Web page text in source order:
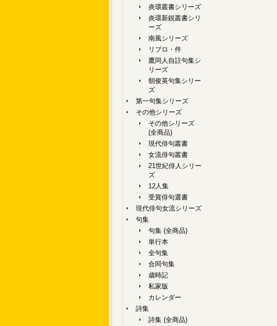
炎環叢書シリーズ
炎環新鋭叢書シリ
ーズ
南風シリーズ
リブロ・件
鷹同人自註句集シ
リーズ
朝俊英句集シリー
ズ
第一句集シリーズ
その他シリーズ
その他シリーズ
(全商品)
現代俳句叢書
女流俳句叢書
21世紀俳人シリー
ズ
12人集
受賞俳句選書
現代俳句女流シリーズ
句集
句集 (全商品)
単行本
全句集
合同句集
歳時記
私家版
カレンダー
詩集
詩集 (全商品)